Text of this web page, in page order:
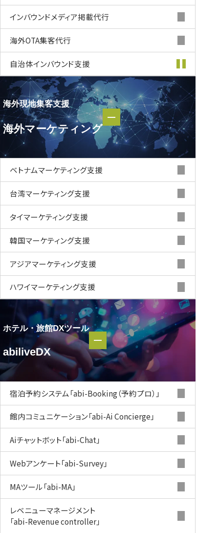
インバウンドメディア掲載代行
海外OTA集客代行
自治体インバウンド支援
海外現地集客支援
海外マーケティング
海外現地集客支援
海外マーケティング
ベトナムマーケティング支援
台湾マーケティング支援
タイマーケティング支援
韓国マーケティング支援
アジアマーケティング支援
ハワイマーケティング支援
ホテル・
旅館DXツール
abiliveDX
ホテル・旅館DXツール
abiliveDX
宿泊予約システム 「abi-Booking（予約プロ）」
館内コミュニケーション「abi-Ai Concierge」
Aiチャットボット「abi-Chat」
Webアンケート「abi-Survey」
MAツール「abi-MA」
レベニューマネージメント
「abi-Revenue controller」